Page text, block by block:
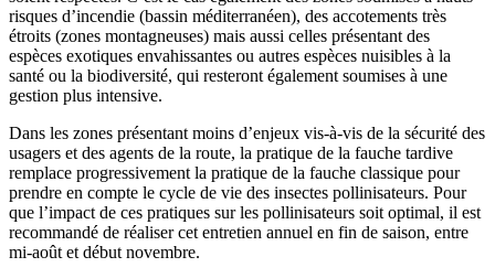
risques d’incendie (bassin méditerranéen), des accotements très
étroits (zones montagneuses) mais aussi celles présentant des
espèces exotiques envahissantes ou autres espèces nuisibles à la
santé ou la biodiversité, qui resteront également soumises à une
gestion plus intensive.
Dans les zones présentant moins d’enjeux vis-à-vis de la sécurité des
usagers et des agents de la route, la pratique de la fauche tardive
remplace progressivement la pratique de la fauche classique pour
prendre en compte le cycle de vie des insectes pollinisateurs. Pour
que l’impact de ces pratiques sur les pollinisateurs soit optimal, il est
recommandé de réaliser cet entretien annuel en fin de saison, entre
mi-août et début novembre.